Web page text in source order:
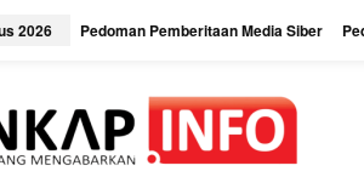
2026 Pedoman Pemberitaan Media Siber